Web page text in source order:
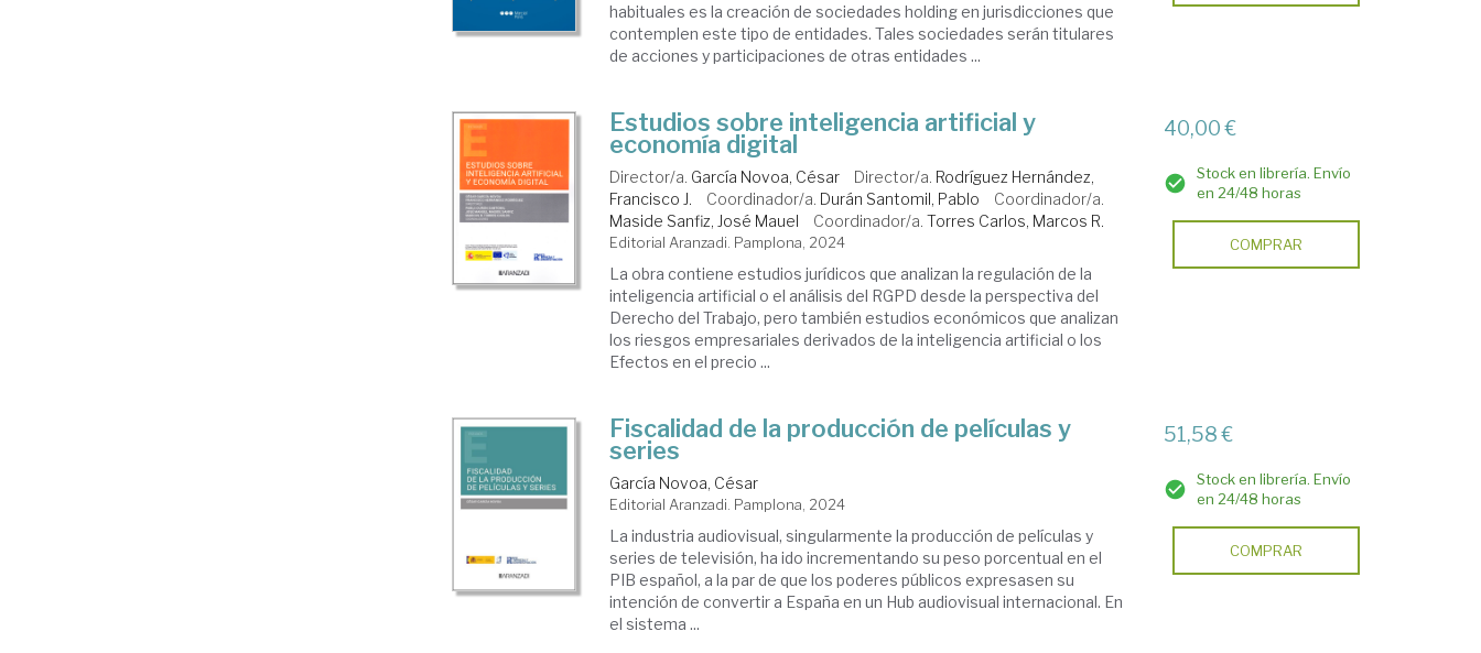
habituales es la creación de sociedades holding en jurisdicciones que
contemplen este tipo de entidades. Tales sociedades serán titulares
de acciones y participaciones de otras entidades ...
Estudios sobre inteligencia artificial y
economía digital
Director/a. García Novoa, César Director/a. Rodríguez Hernández,
Francisco J.
Coordinador/a. Durán Santomil, Pablo
Coordinador/a.
Maside Sanfiz, José Mauel
Coordinador/a.Torres Carlos, Marcos R.
Editorial Aranzadi. Pamplona, 2024
La obra contiene estudios jurídicos que analizan la regulación de la
inteligencia artificial o el análisis del RGPD desde la perspectiva del
Derecho del Trabajo, pero también estudios económicos que analizan
los riesgos empresariales derivados de la inteligencia artificial o los
Efectos en el precio ...
40,00 €
Stock en librería. Envío
en 24/48 horas
COMPRAR
Fiscalidad de la producción de películas y
series
García Novoa, César
Editorial Aranzadi. Pamplona, 2024
La industria audiovisual, singularmente la producción de películas y
series de televisión, ha ido incrementando su peso porcentual en el
PIB español, a la par de que los poderes públicos expresasen su
intención de convertir a España en un Hub audiovisual internacional. En
el sistema ...
51,58 €
Stock en librería. Envío
en 24/48 horas
COMPRAR